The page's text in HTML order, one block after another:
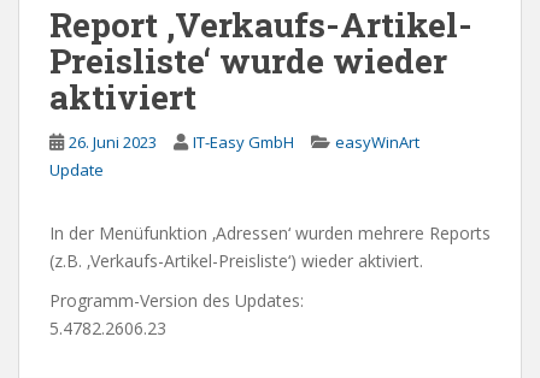
Report ‚Verkaufs-Artikel-
Preisliste‘ wurde wieder
aktiviert
26. Juni 2023 IT-Easy GmbH
easyWinArt
Update
In der Menüfunktion ‚Adressen‘ wurden mehrere Reports
(z.B. ‚Verkaufs-Artikel-Preisliste‘) wieder aktiviert.
Programm-Version des Updates:
5.4782.2606.23